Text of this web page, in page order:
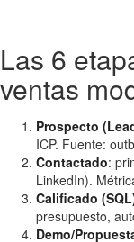
Las 6
ventas
Prospecto
ICP. Fuente:
Contactado:
LinkedIn).
Calificado
presupuesto,
Demo/